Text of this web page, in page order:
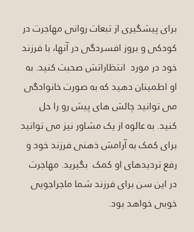
برای پیشگیری از تبعات روانی مهاجرت در
کودکی و بروز افسردگی در آنها، با فرزند
خود در مورد  انتظاراتش صحبت کنید. به
او اطمینان دهید که به صورت خانوادگی
می توانید چالش های پیش رو را حل
کنید. به عالوه از یک مشاور نیز می توانید
برای کمک به آرامش ذهنی فرزند خود و
رفع تردیدهای او کمک  بگیرید. مهاجرت
در این سن برای فرزند شما ماجراجویی
خوبی خواهد بود.